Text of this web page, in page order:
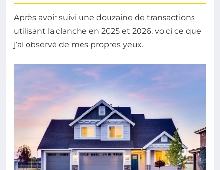
Après avoir suivi une douzaine de transactions
utilisant la clanche en 2025 et 2026, voici ce que
j’ai observé de mes propres yeux.